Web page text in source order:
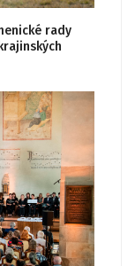
rady